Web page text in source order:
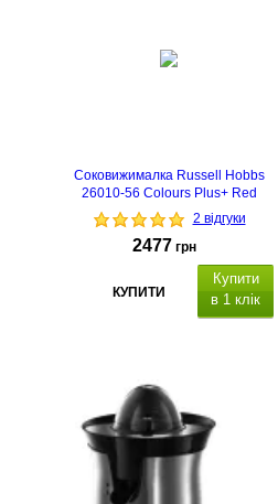
Соковижималка Russell Hobbs
26010-56 Colours Plus+ Red
2 відгуки
2477 грн
КУПИТИ
Купити
в 1 клік